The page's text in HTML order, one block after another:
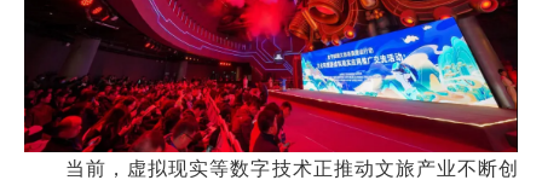
当前，虚拟现实等数字技术正推动文旅产业不断创